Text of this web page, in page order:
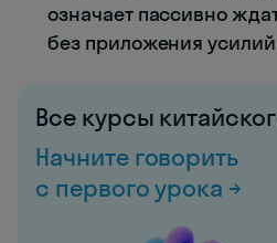
означает пассивно
без приложения усилий
Все курсы
Начните говорить
с первого урока →